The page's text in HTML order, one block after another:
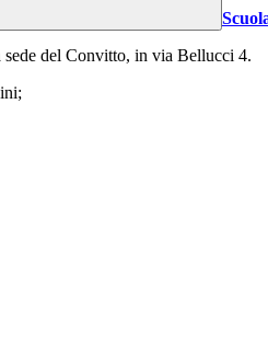
sede del Convitto, in via Bellucci 4.